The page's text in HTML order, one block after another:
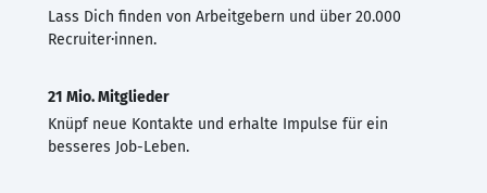
Lass Dich finden von Arbeitgebern und über 20.000
Recruiter·innen.
21 Mio. Mitglieder
Knüpf neue Kontakte und erhalte Impulse für ein
besseres Job-Leben.